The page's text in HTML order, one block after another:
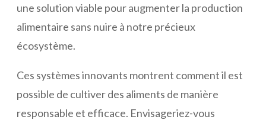
une solution viable pour augmenter la production
alimentaire sans nuire à notre précieux
écosystème.
Ces systèmes innovants montrent comment il est
possible de cultiver des aliments de manière
responsable et efficace. Envisageriez-vous